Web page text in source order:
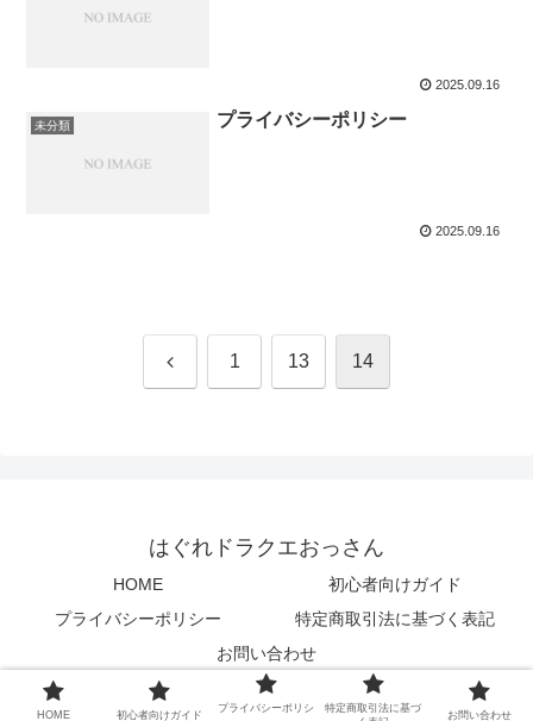
2025.09.16
未分類 プライバシーポリシー
2025.09.16
前 1 13 14
はぐれドラクエおっさん
HOME
初心者向けガイド
プライバシーポリシー
特定商取引法に基づく表記
お問い合わせ
© 2025 はぐれドラクエおっさん.
HOME 初心者向けガイド
プライバシーポリシ
特定商取引法に基づ
お問い合わせ